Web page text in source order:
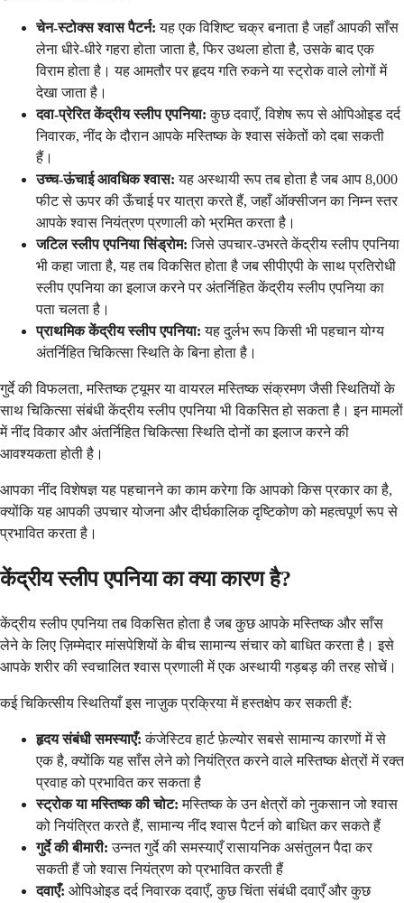
चेन-स्टोक्स श्वास पैटर्न: यह एक विशिष्ट चक्र बनाता है जहाँ आपकी साँस
लेना धीरे-धीरे गहरा होता जाता है, फिर उथला होता है, उसके बाद एक
विराम होता है। यह आमतौर पर हृदय गति रुकने या स्ट्रोक वाले लोगों में
देखा जाता है।
दवा-प्रेरित केंद्रीय स्लीप एपनिया: कुछ दवाएँ, विशेष रूप से ओपिओइड दर्द
निवारक, नींद के दौरान आपके मस्तिष्क के श्वास संकेतों को दबा सकती
हैं।
उच्च-ऊंचाई आवधिक श्वास: यह अस्थायी रूप तब होता है जब आप 8,000
फीट से ऊपर की ऊँचाई पर यात्रा करते हैं, जहाँ ऑक्सीजन का निम्न स्तर
आपके श्वास नियंत्रण प्रणाली को भ्रमित करता है।
जटिल स्लीप एपनिया सिंड्रोम: जिसे उपचार-उभरते केंद्रीय स्लीप एपनिया
भी कहा जाता है, यह तब विकसित होता है जब सीपीएपी के साथ प्रतिरोधी
स्लीप एपनिया का इलाज करने पर अंतर्निहित केंद्रीय स्लीप एपनिया का
पता चलता है।
प्राथमिक केंद्रीय स्लीप एपनिया: यह दुर्लभ रूप किसी भी पहचान योग्य
अंतर्निहित चिकित्सा स्थिति के बिना होता है।
गुर्दे की विफलता, मस्तिष्क ट्यूमर या वायरल मस्तिष्क संक्रमण जैसी स्थितियों के
साथ चिकित्सा संबंधी केंद्रीय स्लीप एपनिया भी विकसित हो सकता है। इन मामलों
में नींद विकार और अंतर्निहित चिकित्सा स्थिति दोनों का इलाज करने की
आवश्यकता होती है।
आपका नींद विशेषज्ञ यह पहचानने का काम करेगा कि आपको किस प्रकार का है,
क्योंकि यह आपकी उपचार योजना और दीर्घकालिक दृष्टिकोण को महत्वपूर्ण रूप से
प्रभावित करता है।
केंद्रीय स्लीप एपनिया का क्या कारण है?
केंद्रीय स्लीप एपनिया तब विकसित होता है जब कुछ आपके मस्तिष्क और साँस
लेने के लिए ज़िम्मेदार मांसपेशियों के बीच सामान्य संचार को बाधित करता है। इसे
आपके शरीर की स्वचालित श्वास प्रणाली में एक अस्थायी गड़बड़ की तरह सोचें।
कई चिकित्सीय स्थितियाँ इस नाज़ुक प्रक्रिया में हस्तक्षेप कर सकती हैं:
हृदय संबंधी समस्याएँ: कंजेस्टिव हार्ट फ़ेल्योर सबसे सामान्य कारणों में से
एक है, क्योंकि यह साँस लेने को नियंत्रित करने वाले मस्तिष्क क्षेत्रों में रक्त
प्रवाह को प्रभावित कर सकता है
स्ट्रोक या मस्तिष्क की चोट: मस्तिष्क के उन क्षेत्रों को नुकसान जो श्वास
को नियंत्रित करते हैं, सामान्य नींद श्वास पैटर्न को बाधित कर सकते हैं
गुर्दे की बीमारी: उन्नत गुर्दे की समस्याएँ रासायनिक असंतुलन पैदा कर
सकती हैं जो श्वास नियंत्रण को प्रभावित करती हैं
दवाएँ: ओपिओइड दर्द निवारक दवाएँ, कुछ चिंता संबंधी दवाएँ और कुछ